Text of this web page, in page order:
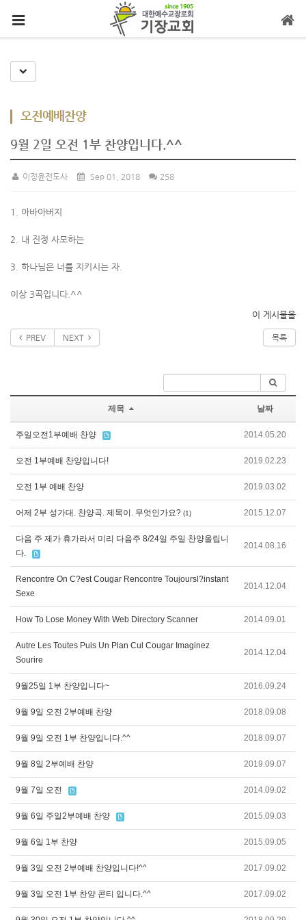
Toggle Dropdown
오전예배찬양
9월 2일 오전 1부 찬양입니다.^^
이정윤전도사 Sep 01, 2018 258
1. 아바아버지
2. 내 진정 사모하는
3. 하나님은 너를 지키시는 자.
이상 3곡입니다.^^
이 게시물을
PREV NEXT 목록
제목 날짜
주일오전1부예배 찬양 2014.05.20
오전 1부예배 찬양입니다! 2019.02.23
오전 1부 예배 찬양 2019.03.02
어제 2부 성가대. 챤양곡. 제목이. 무엇인가요? (1) 2015.12.07
다음 주 제가 휴가라서 미리 다음주 8/24일 주일 찬양올립니
다.
2014.08.16
Rencontre On C?est Cougar Rencontre Toujoursl?instant
Sexe
2014.12.04
How To Lose Money With Web Directory Scanner 2014.09.01
Autre Les Toutes Puis Un Plan Cul Cougar Imaginez
Sourire
2014.12.04
9월25일 1부 찬양입니다~ 2016.09.24
9월 9일 오전 2부예배 찬양 2018.09.08
9월 9일 오전 1부 찬양입니다.^^ 2018.09.07
9월 8일 2부예배 찬양 2019.09.07
9월 7일 오전 2014.09.02
9월 6일 주일2부예배 찬양 2015.09.03
9월 6일 1부 찬양 2015.09.05
9월 3일 오전 2부예배 찬양입니다!^^ 2017.09.02
9월 3일 오전 1부 찬양 콘티 입니다.^^ 2017.09.02